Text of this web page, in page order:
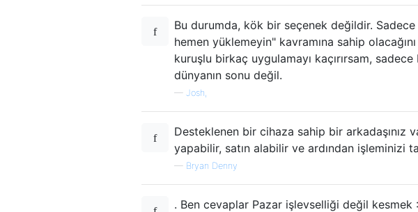
Bu durumda, kök bir seçenek değildir.
hemen yüklemeyin" kavramına sahip
kuruşlu birkaç uygulamayı kaçırırsam,
dünyanın sonu değil.
— Josh,
Desteklenen bir cihaza sahip bir arkadaşınız
yapabilir, satın alabilir ve ardından işleminizi
— Bryan Denny
. Ben cevaplar Pazar işlevselliği değil